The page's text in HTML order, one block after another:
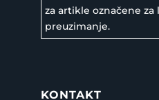
za artikle označene za
preuzimanje.
KONTAKT